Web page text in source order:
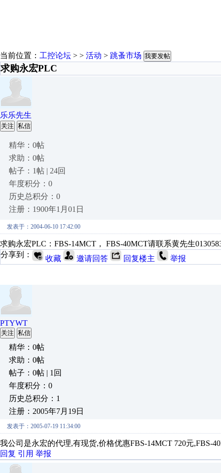
当前位置： 工控论坛 > > 活动 > 跳蚤市场 我要发帖
求购永宏PLC
乐乐先生
关注 私信
精华：0帖
求助：0帖
帖子：1帖 | 24回
年度积分：0
历史总积分：0
注册：1900年1月01日
发表于：2004-06-10 17:42:00
求购永宏PLC：FBS-14MCT， FBS-40MCT请联系黄先生
分享到：
收藏 邀请回答 回复楼主 举报
PTYWT
关注 私信
精华：0帖
求助：0帖
帖子：0帖 | 1回
年度积分：0
历史总积分：1
注册：2005年7月19日
发表于：2005-07-19 11:34:00
我公司是永宏的代理,有现货,价格优惠FBS-14MCT 720元,FBS-
回复 引用 举报